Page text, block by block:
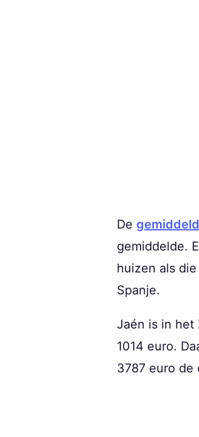
De
gemiddelde.
huizen als
Spanje.
Jaén is in het
1014 euro.
3787 euro de